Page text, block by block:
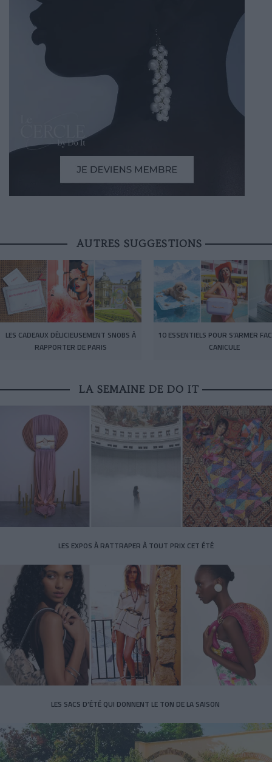
AUTRES SUGGESTIONS
LES CADEAUX DÉLICIEUSEMENT SNOBS À
RAPPORTER DE PARIS
10 ESSENTIELS POUR S’ARMER
CANICULE
LA SEMAINE DE DO IT
LES EXPOS À RATTRAPER À TOUT PRIX CET ÉTÉ
LES SACS D’ÉTÉ QUI DONNENT LE TON DE LA SAISON